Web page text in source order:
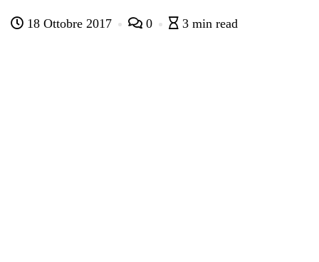
bo tte ts
gr ed di
18 Ottobre 2017 0 3 min read